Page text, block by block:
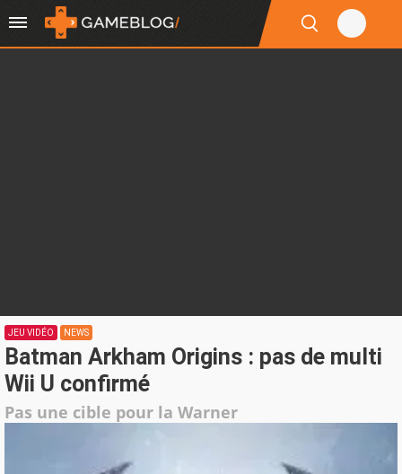
JEU VIDÉO NEWS
Batman Arkham Origins : pas de multi
Wii U confirmé
Pas une cible pour la Warner